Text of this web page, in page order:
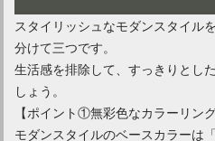
スタイリッシュなモダンスタイル
分けて三つです。
生活感を排除して、すっきりとし
しょう。
【ポイント①無彩色なカラーリング
モダンスタイルのベースカラーは